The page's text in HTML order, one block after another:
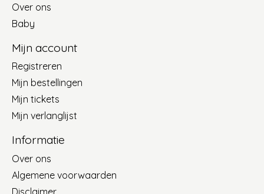
Over ons
Baby
Mijn account
Registreren
Mijn bestellingen
Mijn tickets
Mijn verlanglijst
Informatie
Over ons
Algemene voorwaarden
Disclaimer